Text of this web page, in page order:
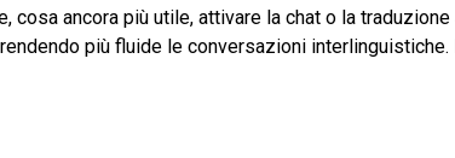
ancora più utile, attivare la chat o la traduzione
più fluide le conversazioni interlinguistiche.